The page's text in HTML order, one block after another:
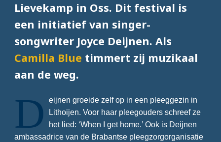
Lievekamp in Oss. Dit festival is
een initiatief van singer-
songwriter Joyce Deijnen. Als
Camilla Blue timmert zij muzikaal
aan de weg.
D
eijnen groeide zelf op in een pleeggezin in
Lithoijen. Voor haar pleegouders schreef ze
het lied: ‘When I get home.’ Ook is Deijnen
ambassadrice van de Brabantse pleegzorgorganisatie